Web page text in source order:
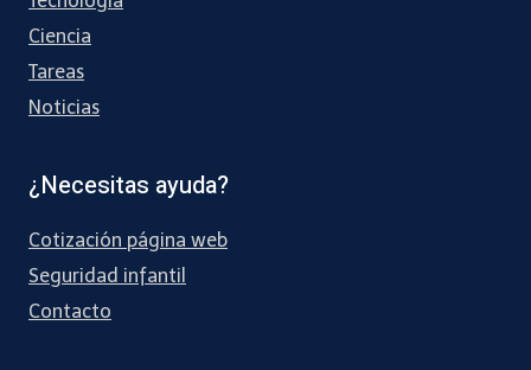
Ciencia
Tareas
Noticias
¿Necesitas ayuda?
Cotización página web
Seguridad infantil
Contacto